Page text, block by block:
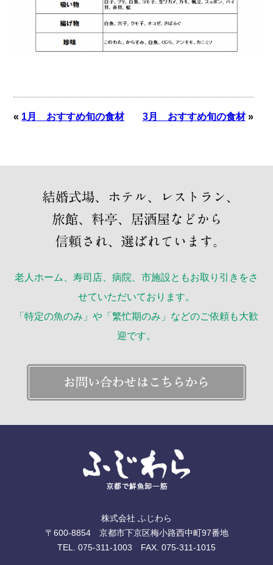
« 1月 おすすめ旬の食材 3月 おすすめ旬の食材»
老人ホーム、寿司店、病院、市施設ともお取り引きをさ
せていただいております。
「特定の魚のみ」や「繁忙期のみ」などのご依頼も大歓
迎です。
株式会社 ふじわら
〒600-8854 京都市下京区梅小路西中町97番地
TEL. 075-311-1003 FAX. 075-311-1015